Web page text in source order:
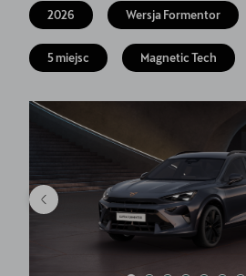
Finansowanie
5 lat gwarancji
Serwis
Oryginalne części zamienne
Kontakt
2026 Wersja Formentor
5 miejsc Magnetic Tech